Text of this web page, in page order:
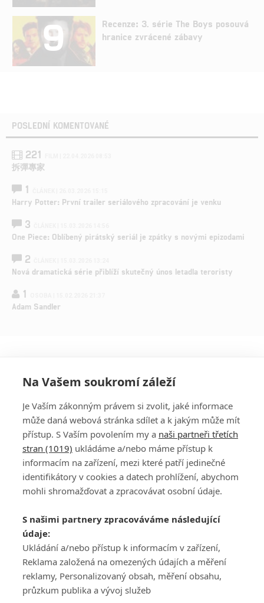
9
Recenze: 3. série The Boys posouvá
hranice zvrácené zábavy
POSLEDNÍ KOMENTOVANÉ
221
拆彈專家
1
Harry Potter: První trailer seriálového zpracování je venku
3
One Piece: Oblíbený pirátský seriál je zpátky s novými epizodami
2
Nová dramatická série přiblíží skutečný únos letadla teroristy
1
Adam Sandler
PŘIHLÁSIT
REGISTROVAT
DISKUZE
Šéfredaktorkou webu jePetr Slavík, e-mailserialy@fandimefilmu.cz
Máte-li zájem o inzerci na našem webu napište nám na e-mail
studio@koncal.com
Ochrana osobních údajů|Zásady používání cookies |Pravidla webu
Upravit nastavení soukromí
Na Vašem soukromí záleží
Je Vaším zákonným právem si zvolit, jaké informace
může daná webová stránka sdílet a k jakým může mít
přístup. S Vaším povolením my a naši partneři třetích
stran (1019) ukládáme a/nebo máme přístup k
informacím na zařízení, mezi které patří jedinečné
identifikátory v cookies a datech prohlížení, abychom
mohli shromažďovat a zpracovávat osobní údaje.
S našimi partnery zpracováváme následující
údaje:
Ukládání a/nebo přístup k informacím v zařízení,
Reklama založená na omezených údajích a měření
reklamy, Personalizovaný obsah, měření obsahu,
průzkum publika a vývoj služeb